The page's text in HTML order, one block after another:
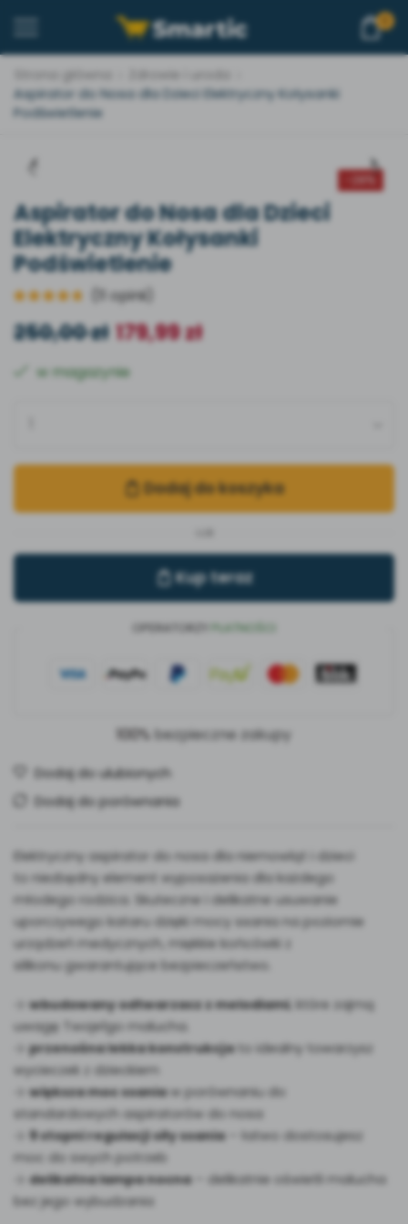
Aspirator do Nosa dla Dzieci Elektryczny Kołysanki
Podświetlenie
Aspirator do Nosa dla Dzieci
Elektryczny Kołysanki
Podświetlenie
opinii)
250,00zł 179,99zł
w magazynie
Dodaj do koszyka
Kup teraz
OPERATORZY PŁATNOŚCI
100% bezpieczne zakupy
Dodaj do ulubionych
Dodaj do porównania
Elektryczny aspirator do nosa dla niemowląt i dzieci
to niezbędny element wyposażenia dla każdego
młodego rodzica. Skuteczne i delikatne usuwanie
uporczywego kataru dzięki mocy ssania na poziomie
urządzeń medycznych, miękkie końcówki z
silikonu gwarantujące bezpieczeństwo.
wbudowany odtwarzacz z melodiami, które zajmą
uwagę Twoje1go malucha.
przenośna lekka konstrukcjato idealny towarzysz
wycieczek z dzieckiem
większa moc ssaniaw porównaniu do
standardowych aspiratorów do nosa
9 stopni regulacji siły ssania– łatwo dostosujesz
moc do swych potrzeb
delikatna lampa nocna– delikatnie oświetli malucha
bez jego wybudzania